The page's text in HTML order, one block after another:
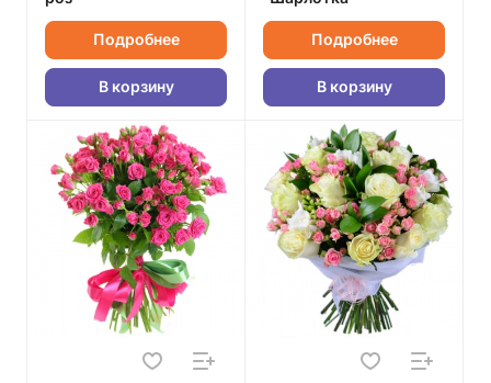
Подробнее
В корзину
Подробнее
В корзину